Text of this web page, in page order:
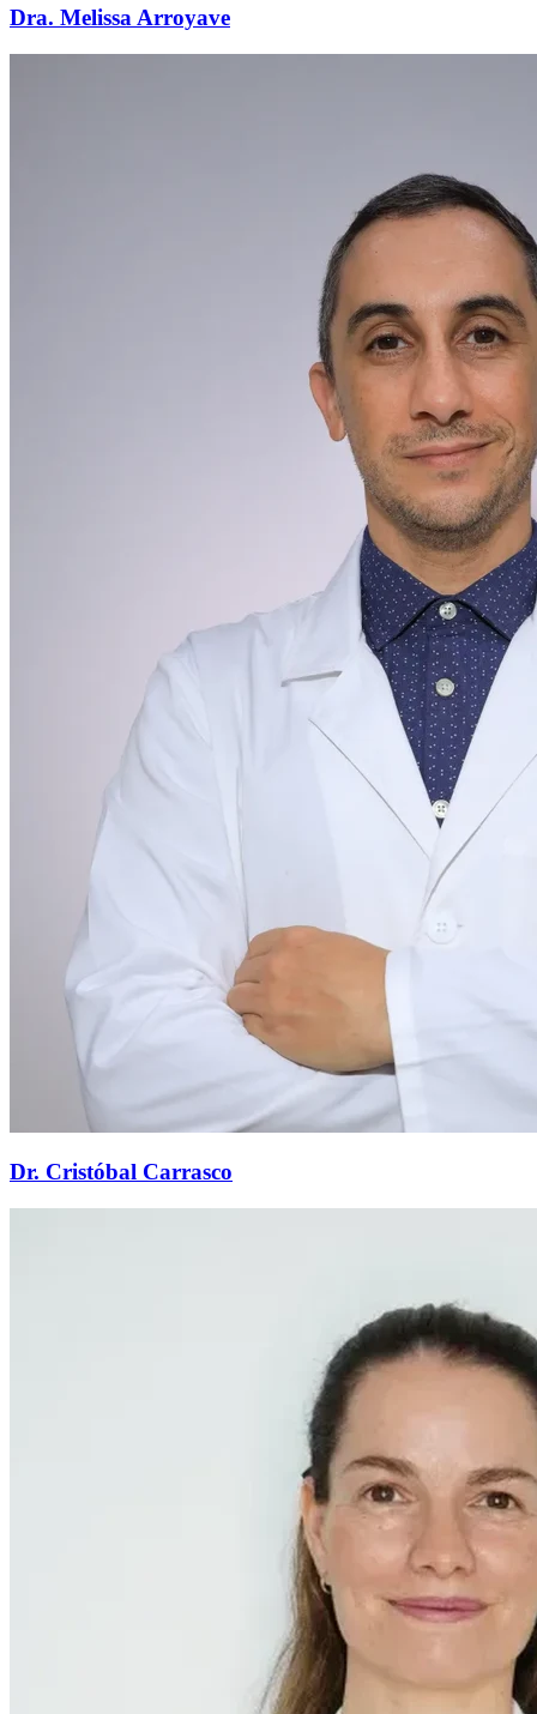
Dra. Melissa Arroyave
Dr. Cristóbal Carrasco